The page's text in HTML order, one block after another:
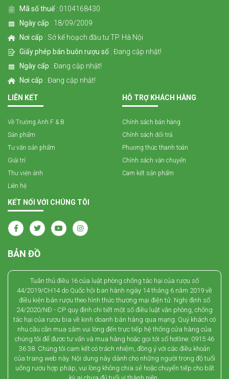
Mã số thuế : 0104168430
Ngày cấp : 18/09/2009
Nơi cấp : Sở kế hoạch đầu tư TP. Hà Nội
Giấy phép bán buôn rượu số : Đang cập nhật!
Ngày cấp : Đang cập nhật!
Nơi cấp : Đang cập nhật!
LIÊN KẾT
Về Trường Anh F & B
Sản phẩm
Tư vấn sản phẩm
Giải trí
Thư viện ảnh
Liên hệ
HỖ TRỢ KHÁCH HÀNG
Chính sách bán hàng
Chính sách đổi trả
Phương thức thanh toán
Chính sách vận chuyển
Cam kết sản phẩm
KẾT NỐI VỚI CHÚNG TÔI
BẢN ĐỒ
Tuân thủ điều 16 của luật phòng chống tác hại của rượu số
44/2019/CH14 do Quốc hội ban hành ngày 14 tháng 6 năm 2019 về
điều kiện bán rượu theo hình thức thương mại điện tử. Nghị định số
24/2020/NĐ - CP quy định chi tiết một số điều luật văn phòng, chống
tác hại của rượu bia về kinh doanh bán hàng qua mạng. Quý khách có
nhu cầu cần mua sắm vui lòng đến trực tiếp hệ thống cửa hàng của
chúng tôi để được tư vấn và mua hàng hoặc gọi tới số hotline: 0915 46
36 38. Chúng tôi cam kết có trách nhiệm, đồng ý với các điều khoản
của trang web này. Nội dung này dành cho những người trong độ tuổi
uống rượu hợp pháp, vui lòng không chia sẻ hoặc chuyển tiếp cho bất